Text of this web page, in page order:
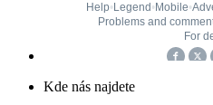
Kde nás najdete